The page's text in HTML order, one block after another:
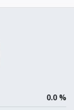
0.0 %